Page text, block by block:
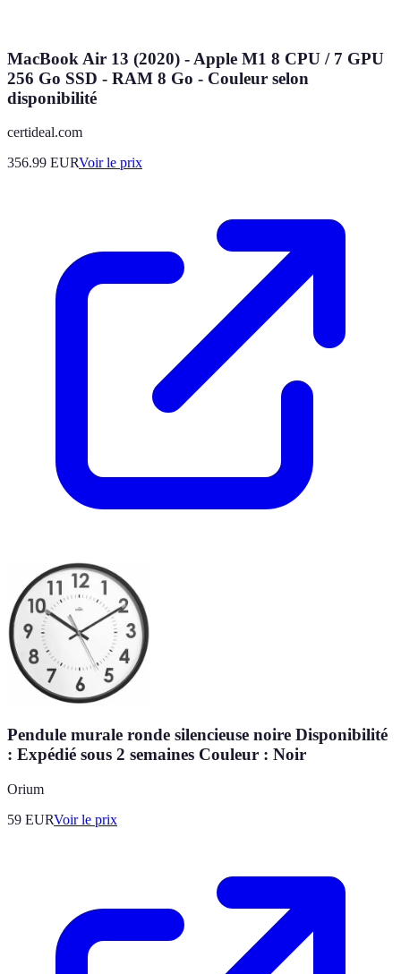
MacBook Air 13 (2020) - Apple M1 8 CPU / 7 GPU
256 Go SSD - RAM 8 Go - Couleur selon
disponibilité
certideal.com
356.99 EURVoir le prix
Pendule murale ronde silencieuse noire Disponibilité
: Expédié sous 2 semaines Couleur : Noir
Orium
59 EURVoir le prix